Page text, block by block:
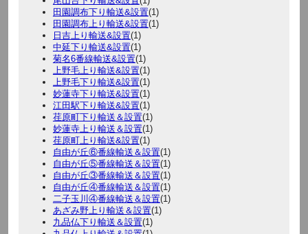
田園調布下り輸送&設置(1)
田園調布上り輸送&設置(1)
日吉上り輸送&設置(1)
中延下り輸送&設置(1)
菊名6番線輸送&設置(1)
上野毛上り輸送&設置(1)
上野毛下り輸送&設置(1)
妙蓮寺下り輸送&設置(1)
江田駅下り輸送&設置(1)
荏原町下り輸送＆設置(1)
妙蓮寺上り輸送＆設置(1)
荏原町上り輸送&設置(1)
自由が丘⑥番線輸送＆設置(1)
自由が丘⑤番線輸送＆設置(1)
自由が丘③番線輸送＆設置(1)
自由が丘④番線輸送＆設置(1)
二子玉川④番線輸送＆設置(1)
あざみ野上り輸送＆設置(1)
九品仏下り輸送＆設置(1)